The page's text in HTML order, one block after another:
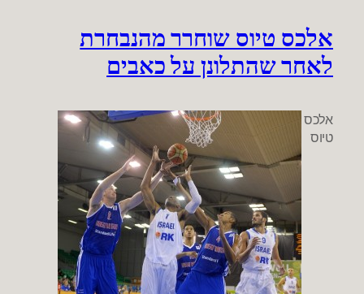
אלכס טיוס שוחרר מהנבחרת
לאחר שהתלונן על כאבים
אלכס
טיוס